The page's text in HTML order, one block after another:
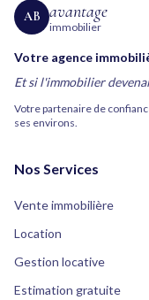
AB avantage
immobilier
Votre agence
Et si l'immobilier
Votre partenaire de
ses environs.
Nos Services
Vente immobilière
Location
Gestion locative
Estimation gratuite